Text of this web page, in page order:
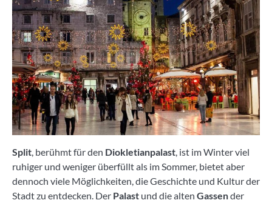
Split , berühmt für den Diokletianpalast , ist im Winter viel
ruhiger und weniger überfüllt als im Sommer, bietet aber
dennoch viele Möglichkeiten, die Geschichte und Kultur der
Stadt zu entdecken. Der Palast und die alten Gassender